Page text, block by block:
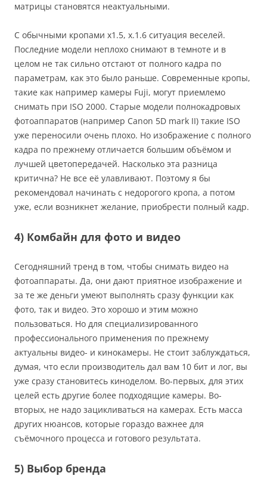
матрицы становятся неактуальными.
С обычными кропами x1.5, x.1.6 ситуация веселей.
Последние модели неплохо снимают в темноте и в
целом не так сильно отстают от полного кадра по
параметрам, как это было раньше. Современные кропы,
такие как например камеры Fuji, могут приемлемо
снимать при ISO 2000. Старые модели полнокадровых
фотоаппаратов (например Canon 5D mark II) такие ISO
уже переносили очень плохо. Но изображение с полного
кадра по прежнему отличается большим объёмом и
лучшей цветопередачей. Насколько эта разница
критична? Не все её улавливают. Поэтому я бы
рекомендовал начинать с недорогого кропа, а потом
уже, если возникнет желание, приобрести полный кадр.
4) Комбайн для фото и видео
Сегодняшний тренд в том, чтобы снимать видео на
фотоаппараты. Да, они дают приятное изображение и
за те же деньги умеют выполнять сразу функции как
фото, так и видео. Это хорошо и этим можно
пользоваться. Но для специализированного
профессионального применения по прежнему
актуальны видео- и кинокамеры. Не стоит заблуждаться,
думая, что если производитель дал вам 10 бит и лог, вы
уже сразу становитесь киноделом. Во-первых, для этих
целей есть другие более подходящие камеры. Во-
вторых, не надо зацикливаться на камерах. Есть масса
других нюансов, которые гораздо важнее для
съёмочного процесса и готового результата.
5) Выбор бренда